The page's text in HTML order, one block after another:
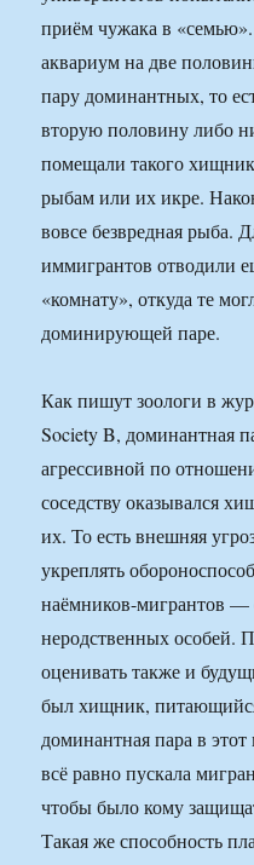
приём чужака в
аквариум на две
пару доминантных, то
вторую половину либо
помещали такого
рыбам или их икре.
вовсе безвредная рыба.
иммигрантов отводили
«комнату», откуда те
доминирующей паре.
Как пишут зоологи в
Society B, доминантная
агрессивной по
соседству оказывался
их. То есть внешняя
укреплять
наёмников-мигрантов
неродственных особей.
оценивать также и
был хищник,
доминантная пара в
всё равно пускала
чтобы было кому
Такая же способность